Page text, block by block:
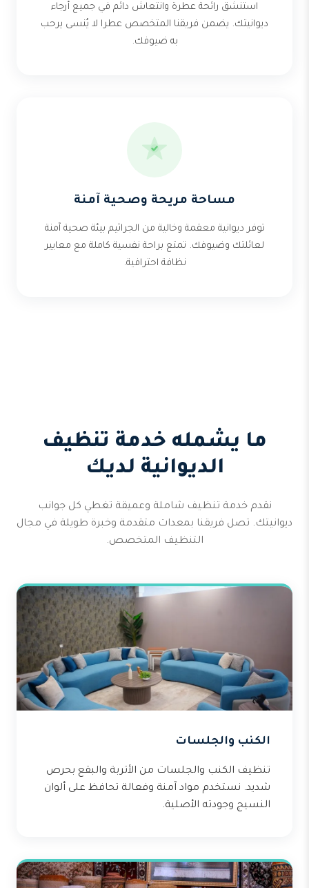
استنشق رائحة عطرة وانتعاش دائم في جميع أرجاء
ديوانيتك. يضمن فريقنا المتخصص عطرا لا يُنسى يرحب
به ضيوفك.
مساحة مريحة وصحية آمنة
توفر ديوانية معقمة وخالية من الجراثيم بيئة صحية آمنة
لعائلتك وضيوفك. تمتع براحة نفسية كاملة مع معايير
نظافة احترافية.
ما يشمله خدمة تنظيف
الديوانية لديك
نقدم خدمة تنظيف شاملة وعميقة تغطي كل جوانب
ديوانيتك. تصل فريقنا بمعدات متقدمة وخبرة طويلة في مجال
التنظيف المتخصص.
الكنب والجلسات
تنظيف الكنب والجلسات من الأتربة والبقع بحرص
شديد. نستخدم مواد آمنة وفعالة تحافظ على ألوان
النسيج وجودته الأصلية.